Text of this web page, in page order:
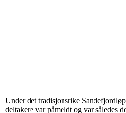
Under det tradisjonsrike
deltakere var påmeldt og var således